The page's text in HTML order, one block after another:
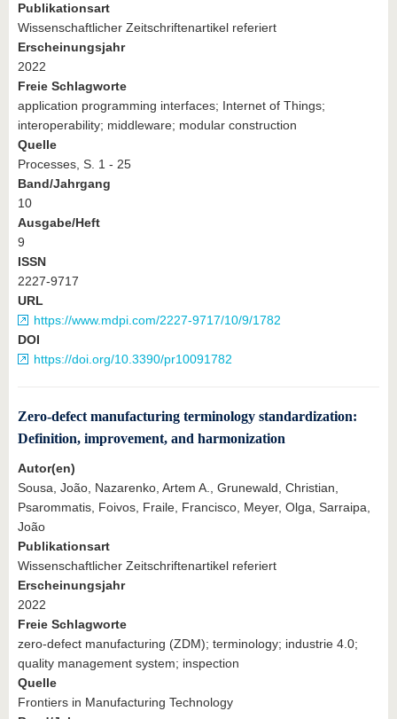
Publikationsart
Wissenschaftlicher Zeitschriftenartikel referiert
Erscheinungsjahr
2022
Freie Schlagworte
application programming interfaces; Internet of Things;
interoperability; middleware; modular construction
Quelle
Processes, S. 1 - 25
Band/Jahrgang
10
Ausgabe/Heft
9
ISSN
2227-9717
URL
https://www.mdpi.com/2227-9717/10/9/1782
DOI
https://doi.org/10.3390/pr10091782
Zero-defect manufacturing terminology standardization:
Definition, improvement, and harmonization
Autor(en)
Sousa, João, Nazarenko, Artem A., Grunewald, Christian,
Psarommatis, Foivos, Fraile, Francisco, Meyer, Olga, Sarraipa,
João
Publikationsart
Wissenschaftlicher Zeitschriftenartikel referiert
Erscheinungsjahr
2022
Freie Schlagworte
zero-defect manufacturing (ZDM); terminology; industrie 4.0;
quality management system; inspection
Quelle
Frontiers in Manufacturing Technology